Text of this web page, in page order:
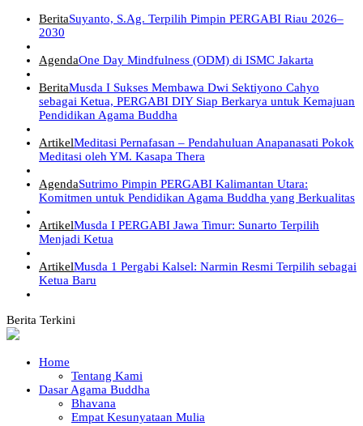
BeritaSuyanto, S.Ag. Terpilih Pimpin PERGABI Riau 2026–
2030
AgendaOne Day Mindfulness (ODM) di ISMC Jakarta
BeritaMusda I Sukses Membawa Dwi Sektiyono Cahyo
sebagai Ketua, PERGABI DIY Siap Berkarya untuk Kemajuan
Pendidikan Agama Buddha
ArtikelMeditasi Pernafasan – Pendahuluan Anapanasati Pokok
Meditasi oleh YM. Kasapa Thera
AgendaSutrimo Pimpin PERGABI Kalimantan Utara:
Komitmen untuk Pendidikan Agama Buddha yang Berkualitas
ArtikelMusda I PERGABI Jawa Timur: Sunarto Terpilih
Menjadi Ketua
ArtikelMusda 1 Pergabi Kalsel: Narmin Resmi Terpilih sebagai
Ketua Baru
Home
Tentang Kami
Dasar Agama Buddha
Bhavana
Empat Kesunyataan Mulia